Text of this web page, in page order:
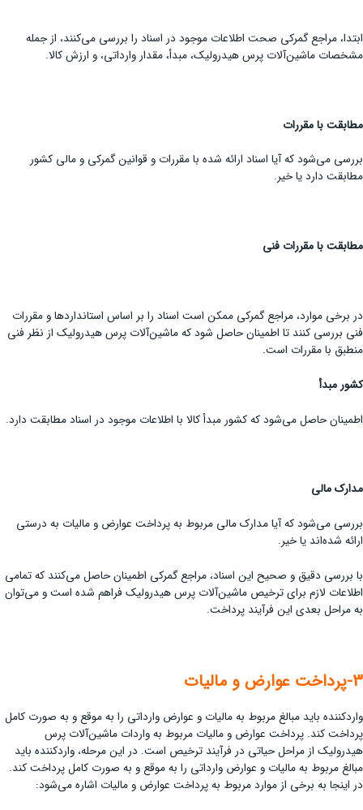
ابتدا، مراجع گمرکی صحت اطلاعات موجود در اسناد را بررسی می‌کنند، از جمله
مشخصات ماشین‌آلات پرس هیدرولیک، مبدأ، مقدار وارداتی، و ارزش کالا.
مطابقت با مقررات
بررسی می‌شود که آیا اسناد ارائه شده با مقررات و قوانین گمرکی و مالی کشور
مطابقت دارد یا خیر.
مطابقت با مقررات فنی
در برخی موارد، مراجع گمرکی ممکن است اسناد را بر اساس استانداردها و مقررات
فنی بررسی کنند تا اطمینان حاصل شود که ماشین‌آلات پرس هیدرولیک از نظر فنی
منطبق با مقررات است.
کشور مبدأ
اطمینان حاصل می‌شود که کشور مبدأ کالا با اطلاعات موجود در اسناد مطابقت دارد.
مدارک مالی
بررسی می‌شود که آیا مدارک مالی مربوط به پرداخت عوارض و مالیات به درستی
ارائه شده‌اند یا خیر.
با بررسی دقیق و صحیح این اسناد، مراجع گمرکی اطمینان حاصل می‌کنند که تمامی
اطلاعات لازم برای ترخیص ماشین‌آلات پرس هیدرولیک فراهم شده است و می‌توان
به مراحل بعدی این فرآیند پرداخت.
3-پرداخت عوارض و مالیات
واردکننده باید مبالغ مربوط به مالیات و عوارض وارداتی را به موقع و به صورت کامل
پرداخت کند. پرداخت عوارض و مالیات مربوط به واردات ماشین‌آلات پرس
هیدرولیک از مراحل حیاتی در فرآیند ترخیص است. در این مرحله، واردکننده باید
مبالغ مربوط به مالیات و عوارض وارداتی را به موقع و به صورت کامل پرداخت کند.
در اینجا به برخی از موارد مربوط به پرداخت عوارض و مالیات اشاره می‌شود: